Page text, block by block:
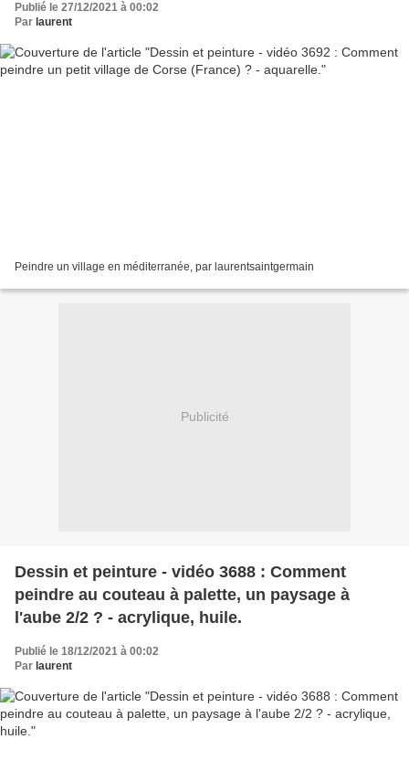
Publié le 27/12/2021 à 00:02
Par laurent
Peindre un village en méditerranée, par laurentsaintgermain
Publicité
Dessin et peinture - vidéo 3688 : Comment
peindre au couteau à palette, un paysage à
l'aube 2/2 ? - acrylique, huile.
Publié le 18/12/2021 à 00:02
Par laurent